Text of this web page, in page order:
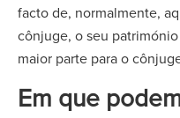
facto de, normalmente,
cônjuge, o seu
maior parte para o
Em que